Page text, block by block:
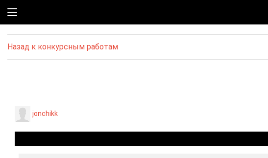
Назад к конкурсным работам
jonchikk